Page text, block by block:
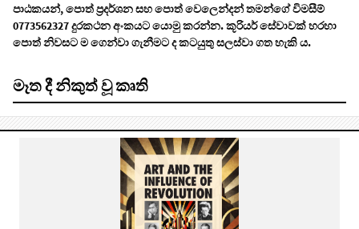
පාඨකයන්, පොත් ප්‍රදර්ශන සහ පොත් වෙලෙන්දන් තමන්ගේ විමසීම්
0773562327 දුරකථන අංකයට යොමු කරන්න. කූරියර් සේවාවක් හරහා
පොත් නිවසට ම ගෙන්වා ගැනීමට ද කටයුතු සලස්වා ගත හැකි ය.
මෑත දී නිකුත් වූ කෘති